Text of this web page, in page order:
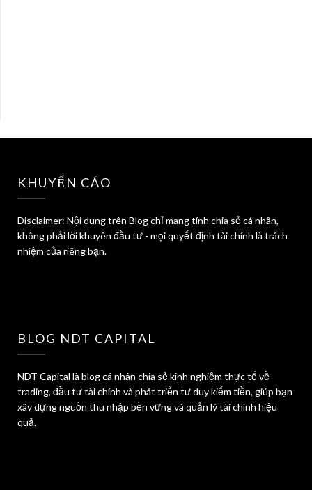
KHUYẾN CÁO
Disclaimer: Nội dung trên Blog chỉ mang tính chia sẻ cá nhân,
không phải lời khuyên đầu tư - mọi quyết định tài chính là trách
nhiệm của riêng bạn.
BLOG NDT CAPITAL
NDT Capital là blog cá nhân chia sẻ kinh nghiệm thực tế về
trading, đầu tư tài chính và phát triển tư duy kiếm tiền, giúp bạn
xây dựng nguồn thu nhập bền vững và quản lý tài chính hiệu
quả.